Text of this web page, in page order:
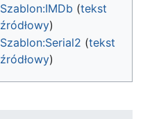
Szablon:IMDb (tekst
źródłowy)
Szablon:Serial2 (tekst
źródłowy)